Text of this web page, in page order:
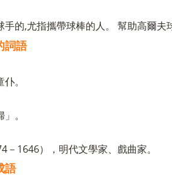
手的,尤指攜帶球棒的人。 幫助高爾夫
詞語
。
。
－1646），明代文學家、戲曲家。
語